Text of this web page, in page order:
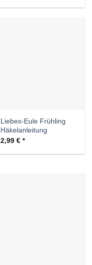
Liebes-Eule Frühling
Häkelanleitung
2,99 €